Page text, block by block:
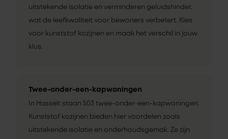
uitstekende isolatie en verminderen geluidshinder,
wat de leefkwaliteit voor bewoners verbetert. Kies
voor kunststof kozijnen en maak het verschil in jouw
klus.
Twee-onder-een-kapwoningen
In Hasselt staan 503 twee-onder-een-kapwoningen.
Kunststof kozijnen bieden hier voordelen zoals
uitstekende isolatie en onderhoudsgemak. Ze zijn